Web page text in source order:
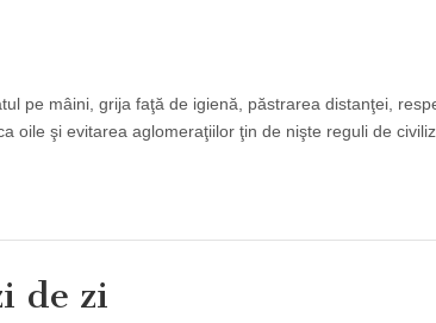
pe mâini, grija faţă de igienă, păstrarea distanţei,
oile şi evitarea aglomeraţiilor ţin de nişte reguli de
de zi